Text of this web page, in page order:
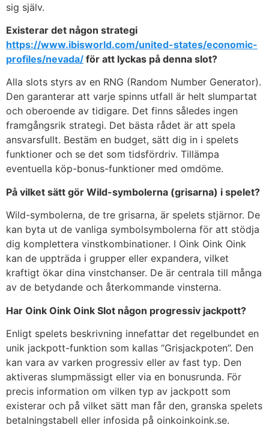
sig själv.
Existerar det någon strategi
https://www.ibisworld.com/united-states/economic-
profiles/nevada/ för att lyckas på denna slot?
Alla slots styrs av en RNG (Random Number Generator).
Den garanterar att varje spinns utfall är helt slumpartat
och oberoende av tidigare. Det finns således ingen
framgångsrik strategi. Det bästa rådet är att spela
ansvarsfullt. Bestäm en budget, sätt dig in i spelets
funktioner och se det som tidsfördriv. Tillämpa
eventuella köp-bonus-funktioner med omdöme.
På vilket sätt gör Wild-symbolerna (grisarna) i spelet?
Wild-symbolerna, de tre grisarna, är spelets stjärnor. De
kan byta ut de vanliga symbolsymbolerna för att stödja
dig komplettera vinstkombinationer. I Oink Oink Oink
kan de uppträda i grupper eller expandera, vilket
kraftigt ökar dina vinstchanser. De är centrala till många
av de betydande och återkommande vinsterna.
Har Oink Oink Oink Slot någon progressiv jackpott?
Enligt spelets beskrivning innefattar det regelbundet en
unik jackpott-funktion som kallas “Grisjackpoten”. Den
kan vara av varken progressiv eller av fast typ. Den
aktiveras slumpmässigt eller via en bonusrunda. För
precis information om vilken typ av jackpott som
existerar och på vilket sätt man får den, granska spelets
betalningstabell eller infosida på oinkoinkoink.se.